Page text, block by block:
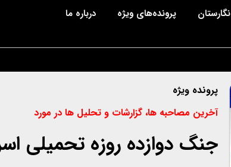
نگارستان پرونده‌های ویژه درباره ما
پرونده ویژه
آخرین مصاحبه ها، گزارشات و تحلیل ها در مورد
جنگ دوازده روزه تحمیلی